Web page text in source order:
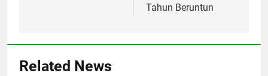
Tahun Beruntun
Related News